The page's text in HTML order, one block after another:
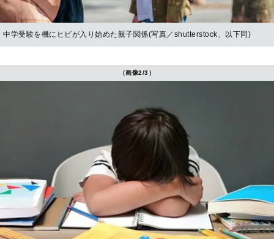
中学受験を機にヒビが入り始めた親子関係(写真／shutterstock、以下同)
（画像2/3）